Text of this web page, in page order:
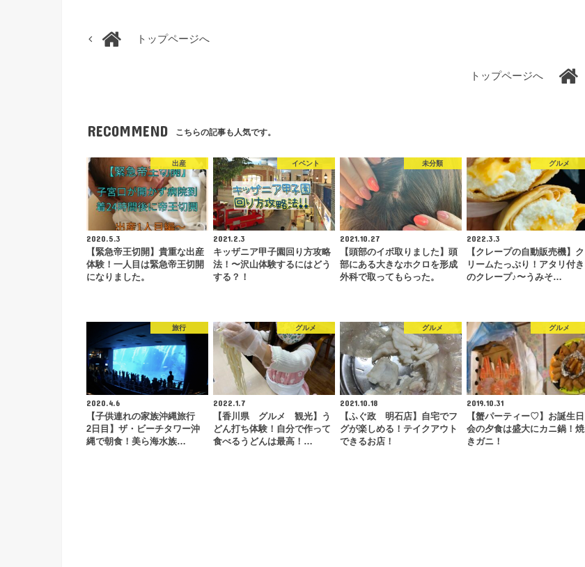
トップページへ
トップページへ
RECOMMEND こちらの記事も人気です。
出産
2020.5.3
【緊急帝王切開】貴重な出産
体験！一人目は緊急帝王切開
になりました。
イベント
2021.2.3
キッザニア甲子園回り方攻略
法！〜沢山体験するにはどう
する？！
未分類
2021.10.27
【頭部のイボ取りました】頭
部にある大きなホクロを形成
外科で取ってもらった。
グルメ
2022.3.3
【クレープの自動販売機】ク
リームたっぷり！アタリ付き
のクレープ♪〜うみそ…
旅行
2020.4.6
【子供連れの家族沖縄旅行
2日目】ザ・ビーチタワー沖
縄で朝食！美ら海水族…
グルメ
2022.1.7
【香川県 グルメ 観光】う
どん打ち体験！自分で作って
食べるうどんは最高！…
グルメ
2021.10.18
【ふぐ政 明石店】自宅でフ
グが楽しめる！テイクアウト
できるお店！
グルメ
2019.10.31
【蟹パーティー♡】お誕生日
会の夕食は盛大にカニ鍋！焼
きガニ！